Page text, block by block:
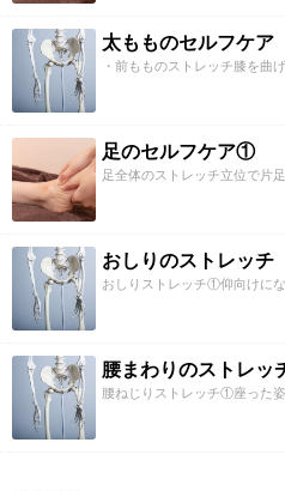
太もものセルフケア
・前もものストレッチ膝を曲
足のセルフケア①
足全体のストレッチ立位で片
おしりのストレッチ
おしりストレッチ①仰向けに
腰まわりのストレッ
腰ねじりストレッチ①座った